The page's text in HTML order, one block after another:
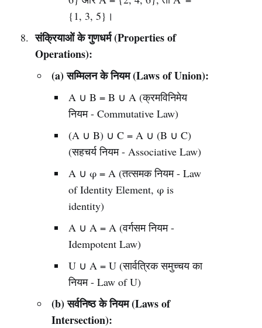
{1, 3, 5}।
संक्रियाओं के गुणधर्म (Properties of
Operations):
(a) सम्मिलन के नियम (Laws of Union):
A ∪ B = B ∪ A (क्रमविनिमेय
नियम - Commutative Law)
(A ∪ B) ∪ C = A ∪ (B ∪ C)
(सहचर्य नियम - Associative Law)
A ∪ φ = A (तत्समक नियम - Law
of Identity Element, φ is
identity)
A ∪ A = A (वर्गसम नियम -
Idempotent Law)
U ∪ A = U (सार्वत्रिक समुच्चय का
नियम - Law of U)
(b) सर्वनिष्ठ के नियम (Laws of
Intersection):